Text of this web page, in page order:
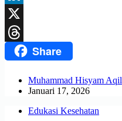
LinkedIn
X
ThreadsShare
Muhammad Hisyam Aqil
Januari 17, 2026
Edukasi Kesehatan